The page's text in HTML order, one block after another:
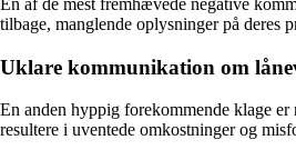
En af de mest fremhævede negative
tilbage, manglende oplysninger på deres
Uklare kommunikation om
En anden hyppig forekommende klage
resultere i uventede omkostninger og